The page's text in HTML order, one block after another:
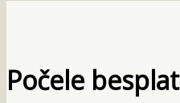
Počele